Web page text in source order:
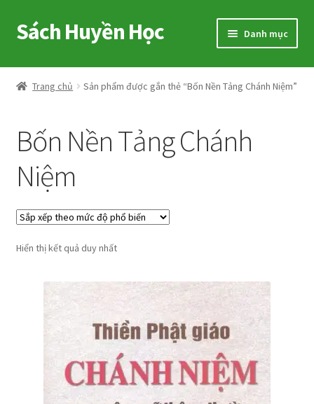
Đi
đến
hướng
Chuyển
đến
dung
Sách Huyền Học Danh mục
Home
Shop
Voucher
Hướng Dẫn
Cart
My account
Trang chủ Sản phẩm được gắn thẻ “Bốn Nền Tảng Chánh Niệm”
Bốn Nền Tảng Chánh
Niệm
Hiển thị kết quả duy nhất